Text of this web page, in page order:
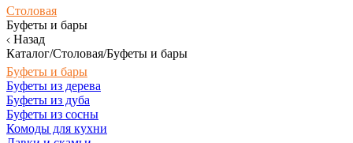
Столовая
Буфеты и бары
Назад
Каталог/Столовая/Буфеты и бары
Буфеты и бары
Буфеты из дерева
Буфеты из дуба
Буфеты из сосны
Комоды для кухни